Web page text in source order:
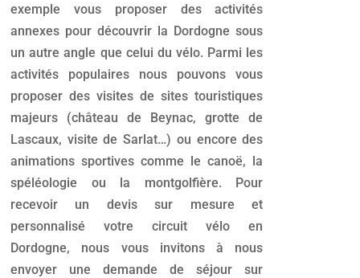
exemple vous proposer des activités
annexes pour découvrir la Dordogne sous
un autre angle que celui du vélo. Parmi les
activités populaires nous pouvons vous
proposer des visites de sites touristiques
majeurs (château de Beynac, grotte de
Lascaux, visite de Sarlat…) ou encore des
animations sportives comme le canoë, la
spéléologie ou la montgolfière. Pour
recevoir un devis sur mesure et
personnalisé votre circuit vélo en
Dordogne, nous vous invitons à nous
envoyer une demande de séjour sur